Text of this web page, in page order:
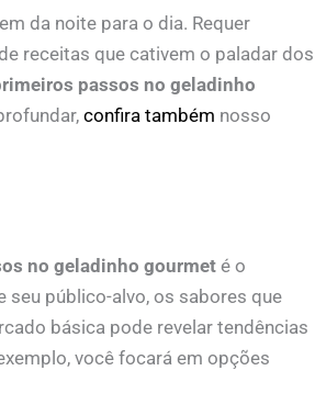
da noite para o dia. Requer
receitas que cativem o paladar dos
passos no geladinho
confira também nosso
no geladinho gourmeté o
público-alvo, os sabores que
básica pode revelar tendências
você focará em opções